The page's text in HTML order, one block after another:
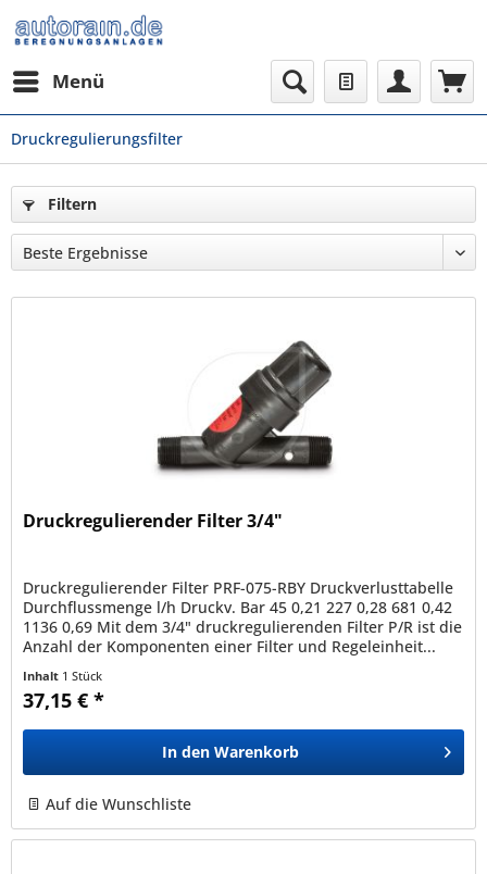
Menü
Druckregulierungsfilter
Filtern
Druckregulierender Filter 3/4"
Druckregulierender Filter PRF-075-RBY Druckverlusttabelle
Durchflussmenge l/h Druckv. Bar 45 0,21 227 0,28 681 0,42
1136 0,69 Mit dem 3/4" druckregulierenden Filter P/R ist die
Anzahl der Komponenten einer Filter und Regeleinheit...
Inhalt 1 Stück
37,15 € *
In den Warenkorb
Auf die Wunschliste